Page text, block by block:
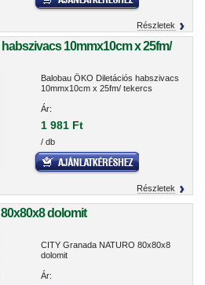
Részletek
10mmx10cm x 25fm/
Balobau ÖKO Diletációs habszivacs
10mmx10cm x 25fm/ tekercs
Ár:
1 981 Ft
/ db
Részletek
dolomit
CITY Granada NATURO 80x80x8
dolomit
Ár: